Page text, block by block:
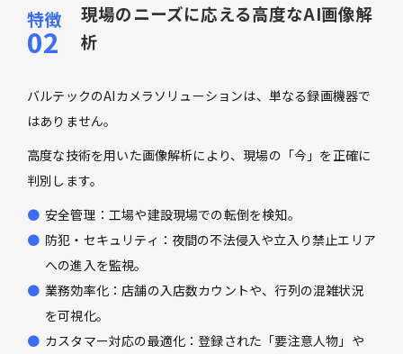
現場のニーズに応える高度なAI画像解
析
バルテックのAIカメラソリューションは、単なる録画機器で
はありません。
高度な技術を用いた画像解析により、現場の「今」を正確に
判別します。
安全管理：工場や建設現場での転倒を検知。
防犯・セキュリティ：夜間の不法侵入や立入り禁止エリア
への進入を監視。
業務効率化：店舗の入店数カウントや、行列の混雑状況
を可視化。
カスタマー対応の最適化：登録された「要注意人物」や